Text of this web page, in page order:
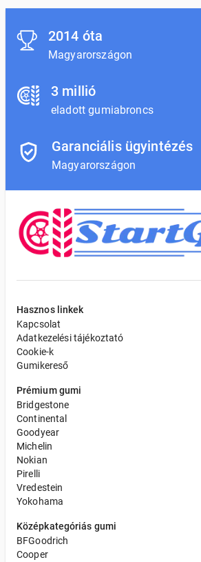
2014 óta
Magyarországon
3 millió
eladott gumiabroncs
Garanciális ügyintézés
Magyarországon
Hasznos linkek
Kapcsolat
Adatkezelési tájékoztató
Cookie-k
Gumikereső
Prémium gumi
Bridgestone
Continental
Goodyear
Michelin
Nokian
Pirelli
Vredestein
Yokohama
Középkategóriás gumi
BFGoodrich
Cooper